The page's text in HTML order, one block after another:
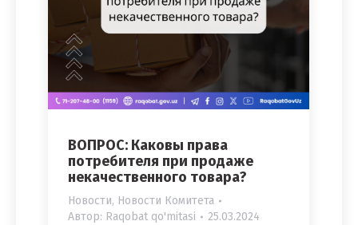
ВОПРОС: Каковы права
потребителя при продаже
некачественного товара?
Новости, Новости Комитета
Автор: Raqobat qo'mitasi 25.03.2024